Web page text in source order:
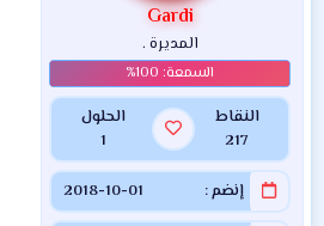
Gardi
المديرة .
النقاط
217
الحلول
1
إنضم 2018-10-01